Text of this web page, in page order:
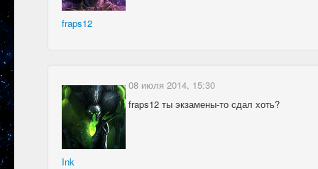
fraps12
Ink
08 июля 2014, 15:30
fraps12 ты экзамены-то сдал хоть?